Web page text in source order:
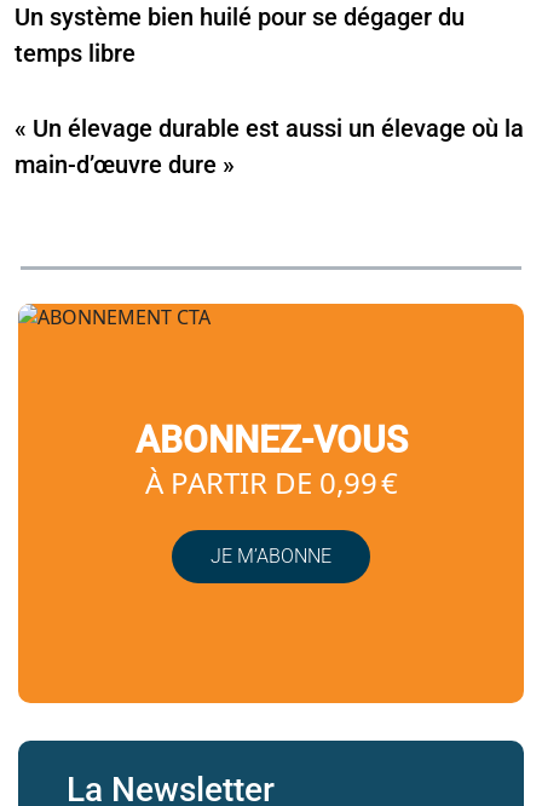
Un système bien huilé pour se dégager du
temps libre
« Un élevage durable est aussi un élevage où la
main-d’œuvre dure »
ABONNEZ-VOUS
À PARTIR DE 0,99 €
JE M’ABONNE
La Newsletter